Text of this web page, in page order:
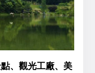
、觀光工廠、美